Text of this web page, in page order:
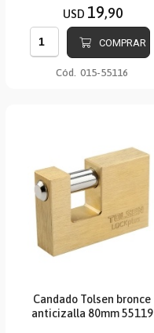
USD 19,90
COMPRAR
Cód. 015-55116
Candado Tolsen bronce
anticizalla 80mm 55119